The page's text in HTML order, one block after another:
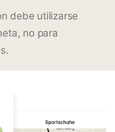
debe utilizarse
no para